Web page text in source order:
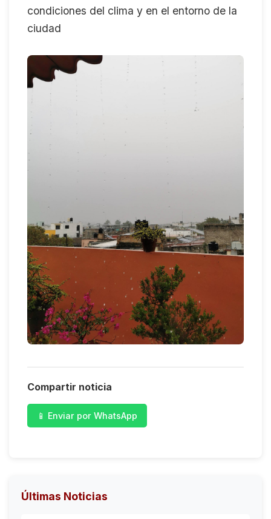
condiciones del clima y en el entorno de la
ciudad
Compartir noticia
📱 Enviar por WhatsApp
Últimas Noticias